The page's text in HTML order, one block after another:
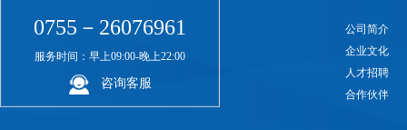
0755－26076961
服务时间：早上09:00-晚上22:00
咨询客服
公司简介
企业文化
人才招聘
合作伙伴